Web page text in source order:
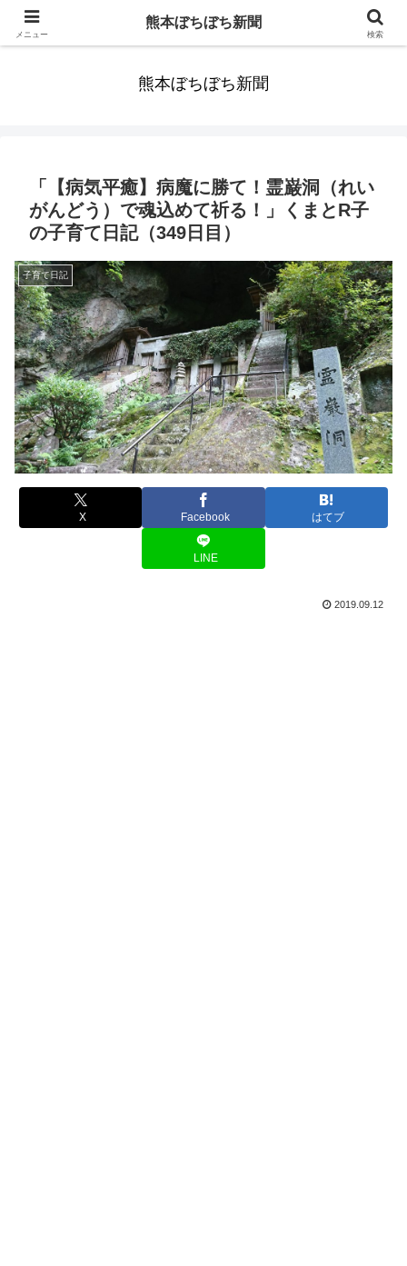
みんなまだ気づかずすごしていたんだわ。ずっといっしょに歩いてゆけるっ
熊本ぼちぼち新聞
「【病気平癒】病魔に勝て！霊巌洞（れい
がんどう）で魂込めて祈る！」くまとR子
の子育て日記（349日目）
子育て日記
X Facebook はてブ
LINE
2019.09.12
メニュー
熊本ぼちぼち新聞
検索